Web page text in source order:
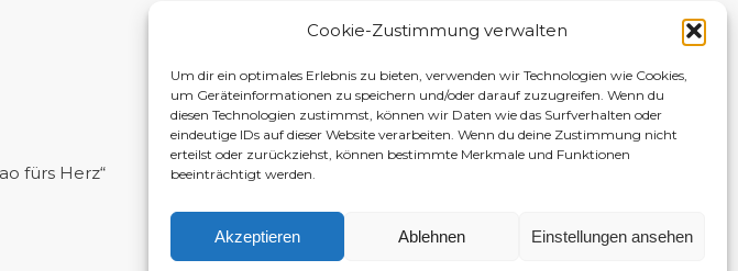
Cookie-Zustimmung verwalten
Um dir ein optimales Erlebnis zu bieten, verwenden wir Technologien wie Cookies,
um Geräteinformationen zu speichern und/oder darauf zuzugreifen. Wenn du
diesen Technologien zustimmst, können wir Daten wie das Surfverhalten oder
eindeutige IDs auf dieser Website verarbeiten. Wenn du deine Zustimmung nicht
erteilst oder zurückziehst, können bestimmte Merkmale und Funktionen
beeinträchtigt werden.
Akzeptieren Ablehnen Einstellungen ansehen
fürs Herz“